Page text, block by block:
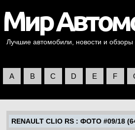
Лучшие автомобили, новости и обзоры
A B C D E F
RENAULT CLIO RS : ФОТО #09/18